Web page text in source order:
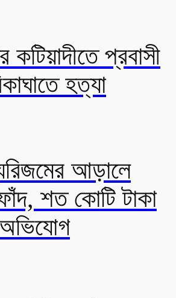
কটিয়াদীতে প্রবাসী
হত্যা
আড়ালে
শত কোটি টাকা